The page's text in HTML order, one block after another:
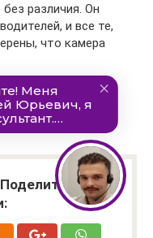
различия. Он
и все те,
что камера
с